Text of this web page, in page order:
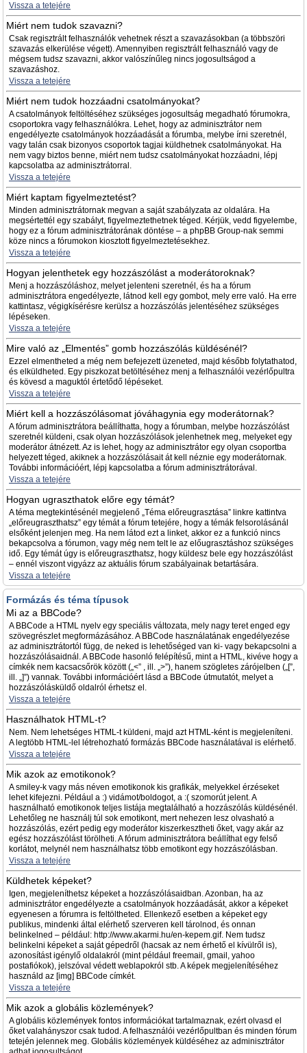
Vissza a tetejére
Miért nem tudok szavazni?
Csak regisztrált felhasználók vehetnek részt a szavazásokban (a többszöri
szavazás elkerülése végett). Amennyiben regisztrált felhasználó vagy de
mégsem tudsz szavazni, akkor valószínűleg nincs jogosultságod a
szavazáshoz.
Vissza a tetejére
Miért nem tudok hozzáadni csatolmányokat?
A csatolmányok feltöltéséhez szükséges jogosultság megadható fórumokra,
csoportokra vagy felhasználókra. Lehet, hogy az adminisztrátor nem
engedélyezte csatolmányok hozzáadását a fórumba, melybe írni szeretnél,
vagy talán csak bizonyos csoportok tagjai küldhetnek csatolmányokat. Ha
nem vagy biztos benne, miért nem tudsz csatolmányokat hozzáadni, lépj
kapcsolatba az adminisztrátorral.
Vissza a tetejére
Miért kaptam figyelmeztetést?
Minden adminisztrátornak megvan a saját szabályzata az oldalára. Ha
megsértettél egy szabályt, figyelmeztethetnek téged. Kérjük, vedd figyelembe,
hogy ez a fórum adminisztrátorának döntése – a phpBB Group-nak semmi
köze nincs a fórumokon kiosztott figyelmeztetésekhez.
Vissza a tetejére
Hogyan jelenthetek egy hozzászólást a moderátoroknak?
Menj a hozzászóláshoz, melyet jelenteni szeretnél, és ha a fórum
adminisztrátora engedélyezte, látnod kell egy gombot, mely erre való. Ha erre
kattintasz, végigkísérésre kerülsz a hozzászólás jelentéséhez szükséges
lépéseken.
Vissza a tetejére
Mire való az „Elmentés” gomb hozzászólás küldésénél?
Ezzel elmentheted a még nem befejezett üzeneted, majd később folytathatod,
és elküldheted. Egy piszkozat betöltéséhez menj a felhasználói vezérlőpultra
és kövesd a maguktól értetődő lépéseket.
Vissza a tetejére
Miért kell a hozzászólásomat jóváhagynia egy moderátornak?
A fórum adminisztrátora beállíthatta, hogy a fórumban, melybe hozzászólást
szeretnél küldeni, csak olyan hozzászólások jelenhetnek meg, melyeket egy
moderátor átnézett. Az is lehet, hogy az adminisztrátor egy olyan csoportba
helyezett téged, akiknek a hozzászólásait át kell néznie egy moderátornak.
További információért, lépj kapcsolatba a fórum adminisztrátorával.
Vissza a tetejére
Hogyan ugraszthatok előre egy témát?
A téma megtekintésénél megjelenő „Téma előreugrasztása” linkre kattintva
„előreugraszthatsz” egy témát a fórum tetejére, hogy a témák felsorolásánál
elsőként jelenjen meg. Ha nem látod ezt a linket, akkor ez a funkció nincs
bekapcsolva a fórumon, vagy még nem telt le az előugrasztáshoz szükséges
idő. Egy témát úgy is előreugraszthatsz, hogy küldesz bele egy hozzászólást
– ennél viszont vigyázz az aktuális fórum szabályainak betartására.
Vissza a tetejére
Formázás és téma típusok
Mi az a BBCode?
A BBCode a HTML nyelv egy speciális változata, mely nagy teret enged egy
szövegrészlet megformázásához. A BBCode használatának engedélyezése
az adminisztrátortól függ, de neked is lehetőséged van ki- vagy bekapcsolni a
hozzászólásaidnál. A BBCode hasonló felépítésű, mint a HTML, kivéve hogy a
címkék nem kacsacsőrök között („<” , ill. „>”), hanem szögletes zárójelben („[”,
ill. „]”) vannak. További információért lásd a BBCode útmutatót, melyet a
hozzászólásküldő oldalról érhetsz el.
Vissza a tetejére
Használhatok HTML-t?
Nem. Nem lehetséges HTML-t küldeni, majd azt HTML-ként is megjeleníteni.
A legtöbb HTML-lel létrehozható formázás BBCode használatával is elérhető.
Vissza a tetejére
Mik azok az emotikonok?
A smiley-k vagy más néven emotikonok kis grafikák, melyekkel érzéseket
lehet kifejezni. Például a :) vidámot/boldogot, a :( szomorút jelent. A
használható emotikonok teljes listája megtalálható a hozzászólás küldésénél.
Lehetőleg ne használj túl sok emotikont, mert nehezen lesz olvasható a
hozzászólás, ezért pedig egy moderátor kiszerkesztheti őket, vagy akár az
egész hozzászólást törölheti. A fórum adminisztrátora beállíthat egy felső
korlátot, melynél nem használhatsz több emotikont egy hozzászólásban.
Vissza a tetejére
Küldhetek képeket?
Igen, megjeleníthetsz képeket a hozzászólásaidban. Azonban, ha az
adminisztrátor engedélyezte a csatolmányok hozzáadását, akkor a képeket
egyenesen a fórumra is feltöltheted. Ellenkező esetben a képeket egy
publikus, mindenki által elérhető szerveren kell tárolnod, és onnan
belinkelned – például: http://www.akarmi.hu/en-kepem.gif. Nem tudsz
belinkelni képeket a saját gépedről (hacsak az nem érhető el kívülről is),
azonosítást igénylő oldalakról (mint például freemail, gmail, yahoo
postafiókok), jelszóval védett weblapokról stb. A képek megjelenítéséhez
használd az [img] BBCode címkét.
Vissza a tetejére
Mik azok a globális közlemények?
A globális közlemények fontos információkat tartalmaznak, ezért olvasd el
őket valahányszor csak tudod. A felhasználói vezérlőpultban és minden fórum
tetején jelennek meg. Globális közlemények küldéséhez az adminisztrátor